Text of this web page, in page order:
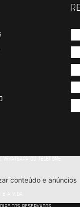
WHATSAPP OU TELEFONE.